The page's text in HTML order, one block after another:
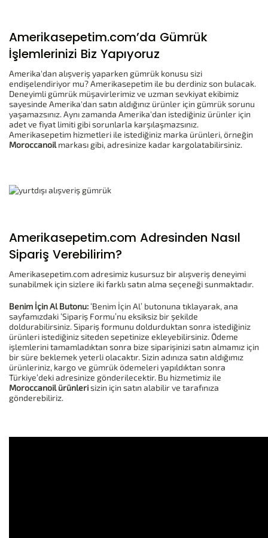
Amerikasepetim.com’da Gümrük
İşlemlerinizi Biz Yapıyoruz
Amerika'dan alışveriş yaparken gümrük konusu sizi
endişelendiriyor mu? Amerikasepetim ile bu derdiniz son bulacak.
Deneyimli gümrük müşavirlerimiz ve uzman sevkiyat ekibimiz
sayesinde Amerika'dan satın aldığınız ürünler için gümrük sorunu
yaşamazsınız. Aynı zamanda Amerika'dan istediğiniz ürünler için
adet ve fiyat limiti gibi sorunlarla karşılaşmazsınız.
Amerikasepetim hizmetleri ile istediğiniz marka ürünleri, örneğin
Moroccanoilmarkası gibi, adresinize kadar kargolatabilirsiniz.
Amerikasepetim.com Adresinden Nasıl
Sipariş Verebilirim?
Amerikasepetim.com adresimiz kusursuz bir alışveriş deneyimi
sunabilmek için sizlere iki farklı satın alma seçeneği sunmaktadır.
Benim İçin Al Butonu: ‘Benim İçin Al’ butonuna tıklayarak, ana
sayfamızdaki ‘Sipariş Formu’nu eksiksiz bir şekilde
doldurabilirsiniz. Sipariş formunu doldurduktan sonra istediğiniz
ürünleri istediğiniz siteden sepetinize ekleyebilirsiniz. Ödeme
işlemlerini tamamladıktan sonra bize siparişinizi satın almamız için
bir süre beklemek yeterli olacaktır. Sizin adınıza satın aldığımız
ürünleriniz, kargo ve gümrük ödemeleri yapıldıktan sonra
Türkiye‘deki adresinize gönderilecektir. Bu hizmetimiz ile
Moroccanoil ürünlerisizin için satın alabilir ve tarafınıza
gönderebiliriz.